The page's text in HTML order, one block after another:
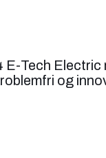
E-Tech
og